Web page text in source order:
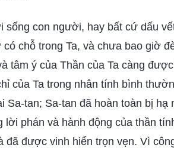
sống con người, hay bất cứ dấu
chỗ trong Ta, và chưa bao giờ
tâm ý của Thần của Ta càng
của Ta trong nhân tính bình
Sa-tan; Sa-tan đã hoàn toàn bị hạ
phán và hành động của thần
đã được vinh hiển trọn vẹn. Vì